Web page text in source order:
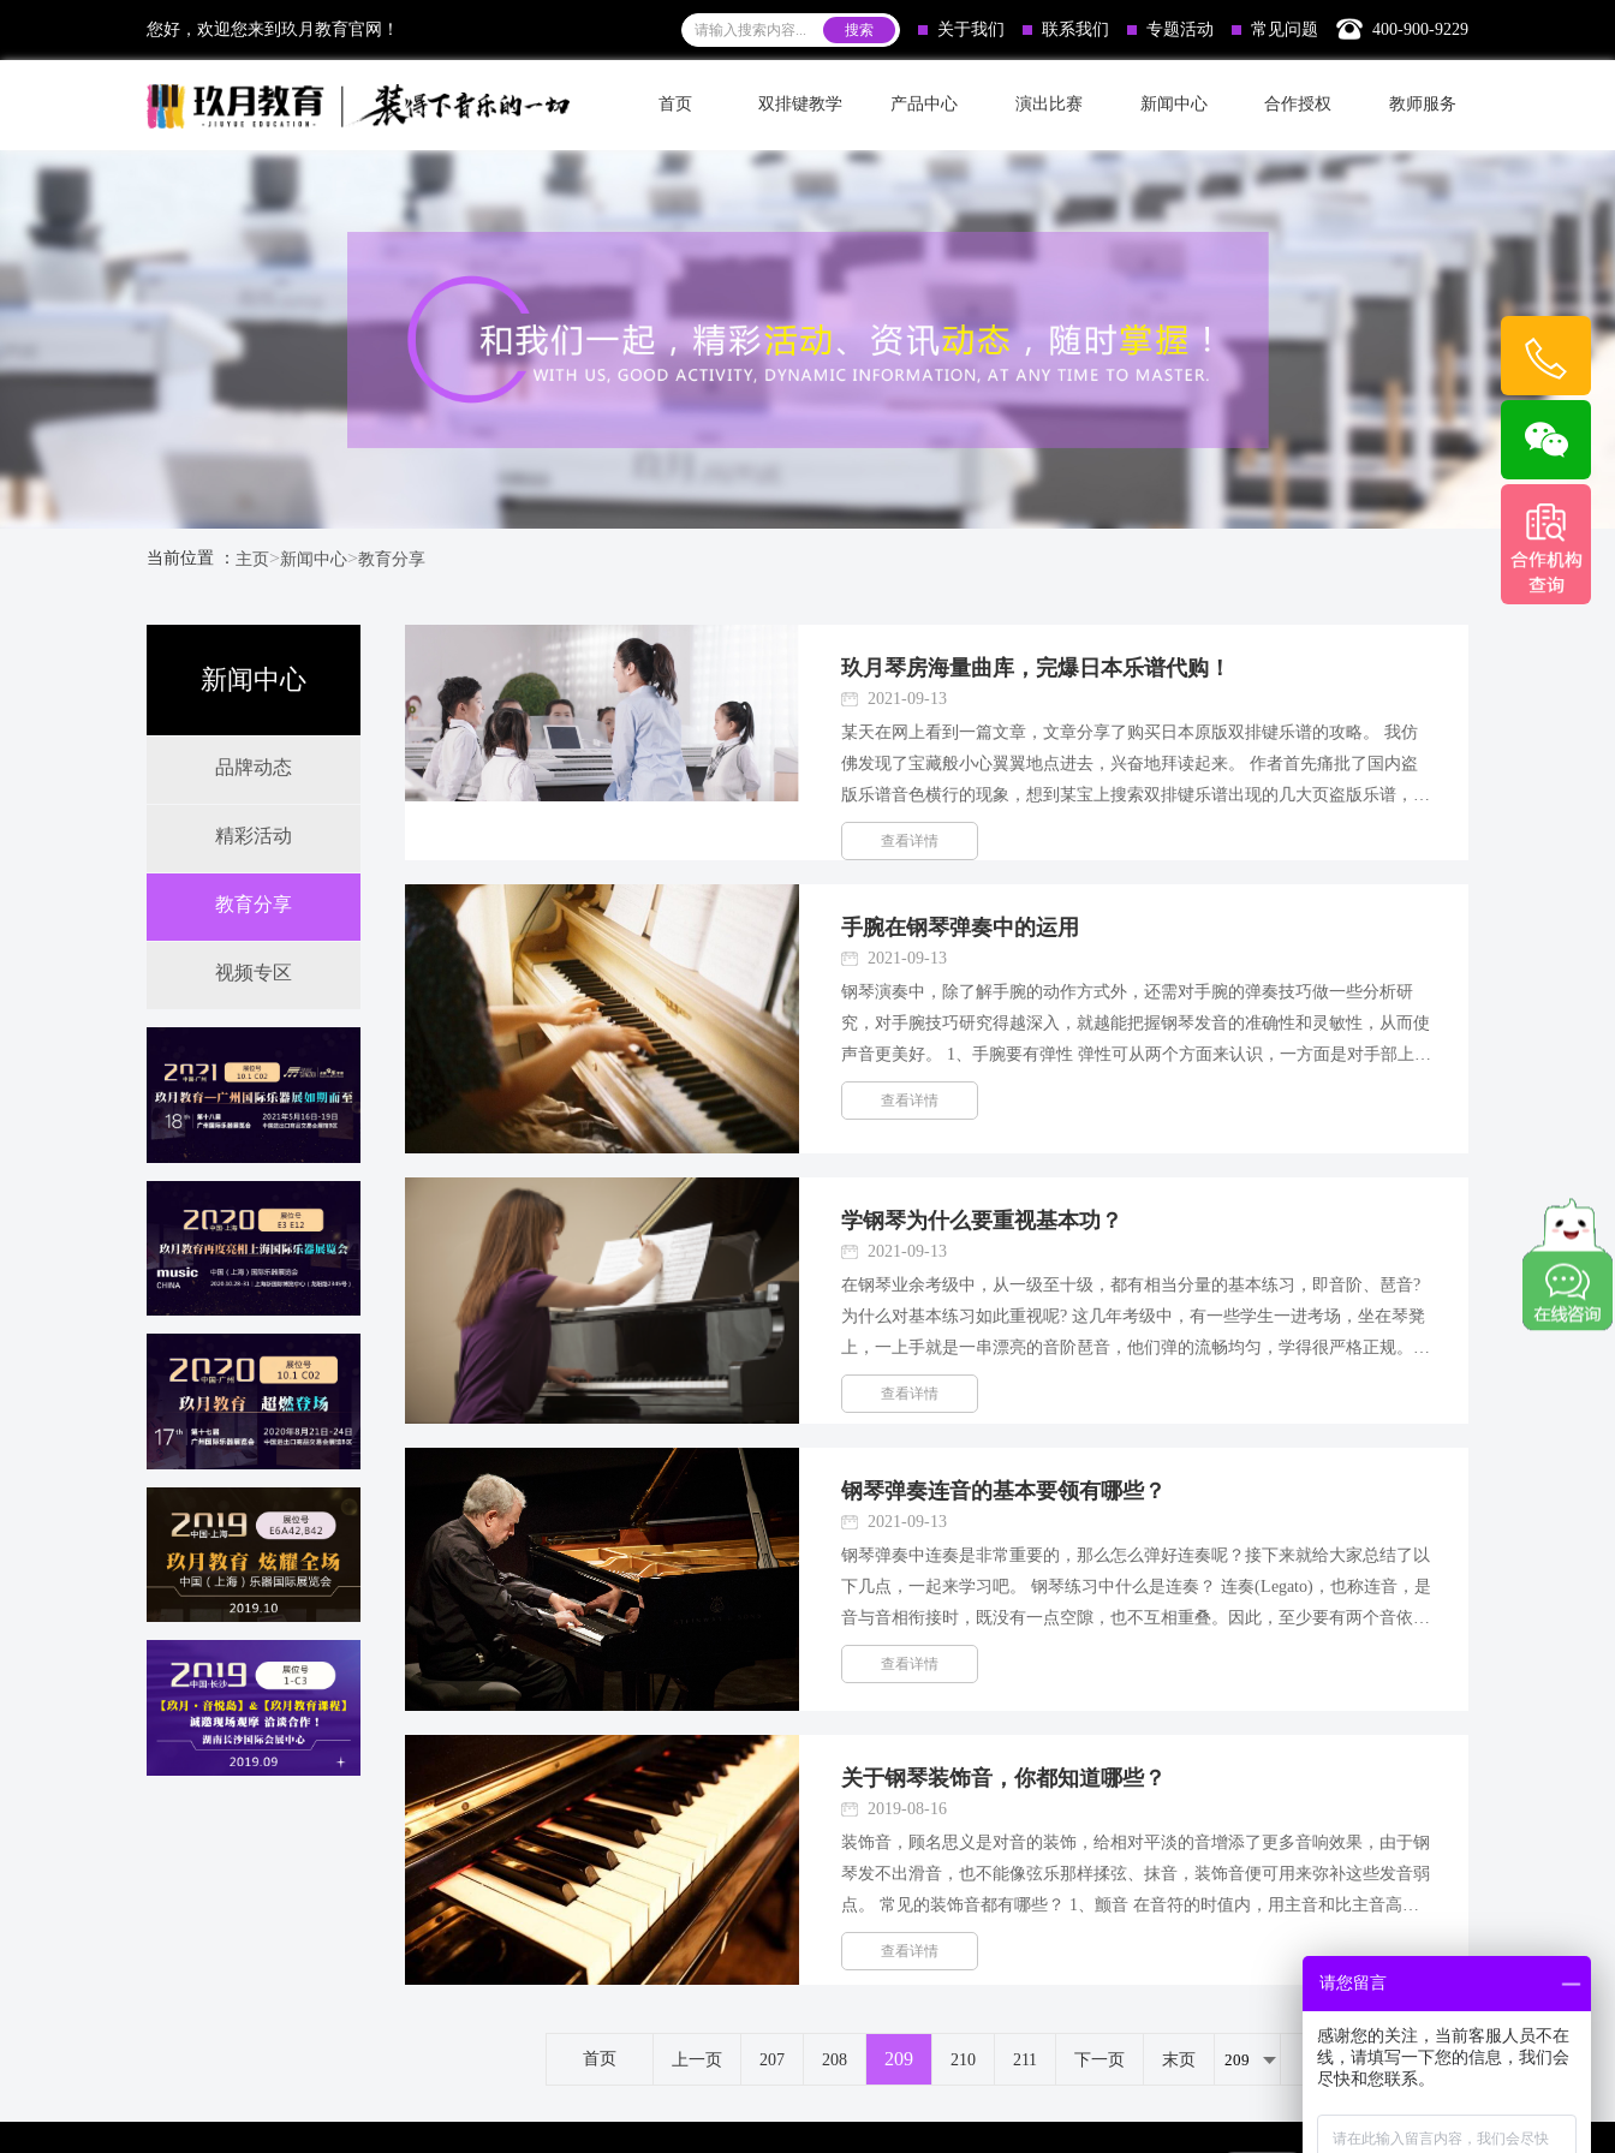
您好，欢迎您来到玖月教育官网！ 关于我们 联系我们 专题活动 常见问题 400-900-9229
首页 双排键教学 产品中心 演出比赛 新闻中心 合作授权 教师服务
当前位置 ： 主页>新闻中心>教育分享
新闻中心
品牌动态
精彩活动
教育分享
视频专区
玖月琴房海量曲库，完爆日本乐谱代购！
2021-09-13
某天在网上看到一篇文章，文章分享了购买日本原版双排键乐谱的攻略。 我仿
佛发现了宝藏般小心翼翼地点进去，兴奋地拜读起来。 作者首先痛批了国内盗
版乐谱音色横行的现象，想到某宝上搜索双排键乐谱出现的几大页盗版乐谱，我
也觉得这是对正版作者心血的严重亵渎。 接下来，作者推荐了一家支持支付宝
付款，可以邮寄到中国，并且...
查看详情
手腕在钢琴弹奏中的运用
2021-09-13
钢琴演奏中，除了解手腕的动作方式外，还需对手腕的弹奏技巧做一些分析研
究，对手腕技巧研究得越深入，就越能把握钢琴发音的准确性和灵敏性，从而使
声音更美好。 1、手腕要有弹性 弹性可从两个方面来认识，一方面是对手部上下
动作的控制，即在手腕持平、前臂稳固不动的状态下，灵巧自如地抬起手随后又
自然地将高出手腕的手掌和...
查看详情
学钢琴为什么要重视基本功？
2021-09-13
在钢琴业余考级中，从一级至十级，都有相当分量的基本练习，即音阶、琶音?
为什么对基本练习如此重视呢? 这几年考级中，有一些学生一进考场，坐在琴凳
上，一上手就是一串漂亮的音阶琶音，他们弹的流畅均匀，学得很严格正规。评
委心中暗喜，通过不成问题。有这样好的基本功，弹练习曲、乐曲是不会有大的
出入的。 另有一些考生，音...
查看详情
钢琴弹奏连音的基本要领有哪些？
2021-09-13
钢琴弹奏中连奏是非常重要的，那么怎么弹好连奏呢？接下来就给大家总结了以
下几点，一起来学习吧。 钢琴练习中什么是连奏？ 连奏(Legato)，也称连音，是
音与音相衔接时，既没有一点空隙，也不互相重叠。因此，至少要有两个音依次
出现，才有连奏的问题。 在乐谱上，用连线记号将需要连奏的音置于一个弧线
之内。有的乐谱不画连线，只...
查看详情
关于钢琴装饰音，你都知道哪些？
2019-08-16
装饰音，顾名思义是对音的装饰，给相对平淡的音增添了更多音响效果，由于钢
琴发不出滑音，也不能像弦乐那样揉弦、抹音，装饰音便可用来弥补这些发音弱
点。 常见的装饰音都有哪些？ 1、颤音 在音符的时值内，用主音和比主音高一
度或半度的音，以非常快的速度交替反复地弹奏。 2、倚音 以小音符写出，用连
音线和基本音相连，一般先...
查看详情
首页 上一页 207 208 209 210 211 下一页 末页 共 264页1319条
请您留言
感谢您的关注，当前客服人员不在
线，请填写一下您的信息，我们会
尽快和您联系。